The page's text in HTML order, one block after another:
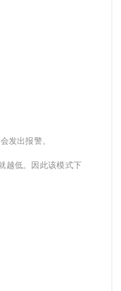
发出报警。
越低。因此该模式下